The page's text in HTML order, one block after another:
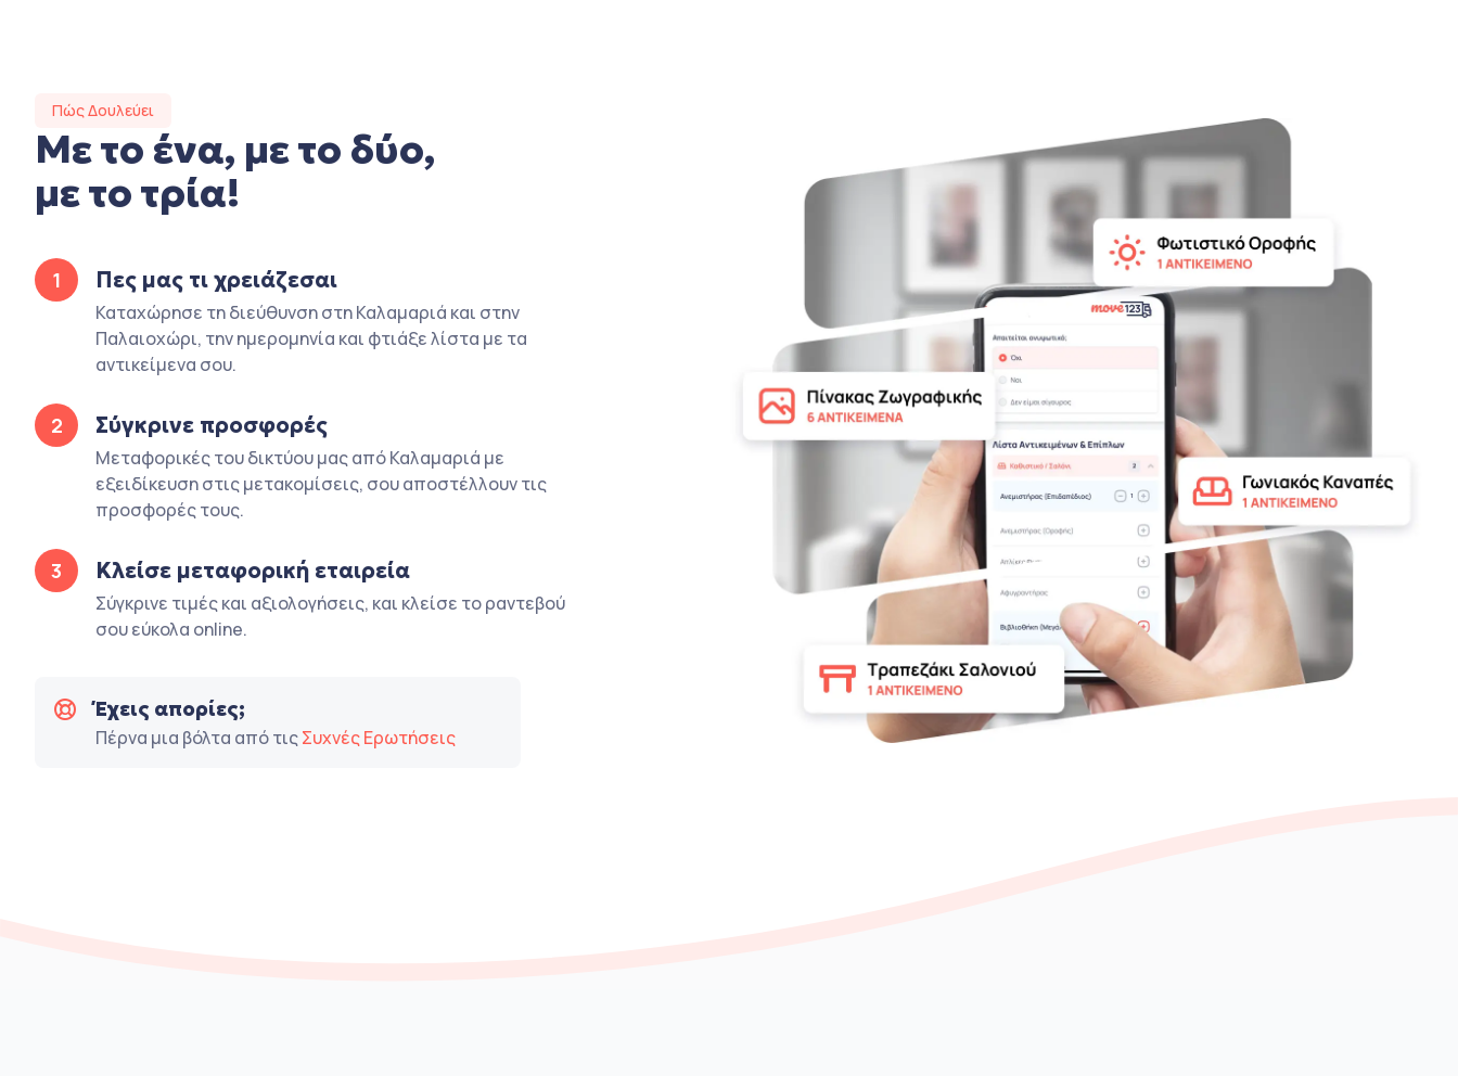
Πώς Δουλεύει
Με το ένα, με το δύο,
με το τρία!
1 Πες μας τι χρειάζεσαι
Καταχώρησε τη διεύθυνση στη Καλαμαριά και στην
Παλαιοχώρι, την ημερομηνία και φτιάξε λίστα με τα
αντικείμενα σου.
2 Σύγκρινε προσφορές
Μεταφορικές του δικτύου μας από Καλαμαριά με
εξειδίκευση στις μετακομίσεις, σου αποστέλλουν τις
προσφορές τους.
3 Κλείσε μεταφορική εταιρεία
Σύγκρινε τιμές και αξιολογήσεις, και κλείσε το ραντεβού
σου εύκολα online.
Έχεις απορίες;
Πέρνα μια βόλτα από τιςΣυχνές Ερωτήσεις